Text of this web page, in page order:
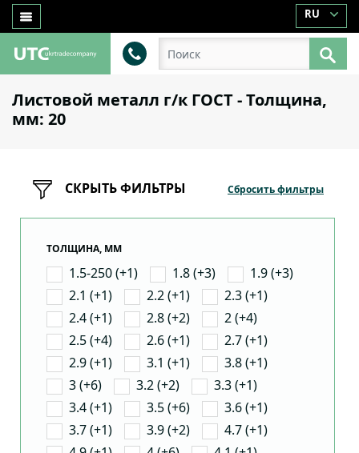
RU
Листовой металл г/к ГОСТ - Толщина,
мм: 20
СКРЫТЬ ФИЛЬТРЫ Сбросить фильтры
ТОЛЩИНА, ММ
1.5-250 (+1) 1.8 (+3)
1.9 (+3)
2.1 (+1)
2.2 (+1)
2.3 (+1)
2.4 (+1)
2.8 (+2)
2 (+4)
2.5 (+4)
2.6 (+1)
2.7 (+1)
2.9 (+1)
3.1 (+1)
3.8 (+1)
3 (+6)
3.2 (+2)
3.3 (+1)
3.4 (+1)
3.5 (+6)
3.6 (+1)
3.7 (+1)
3.9 (+2)
4.7 (+1)